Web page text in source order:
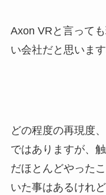
Axon VRと言って
い会社だと思いま
どの程度の再現度
ではありますが、
だほとんどやった
いた事はあるけれ